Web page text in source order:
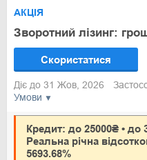
Умови
АКЦІЯ
Зворотний лізинг:
Скористатися
Діє до 31 Жов, 2026
Кредит: до 25000₴ • до
Реальна річна
5693.68%